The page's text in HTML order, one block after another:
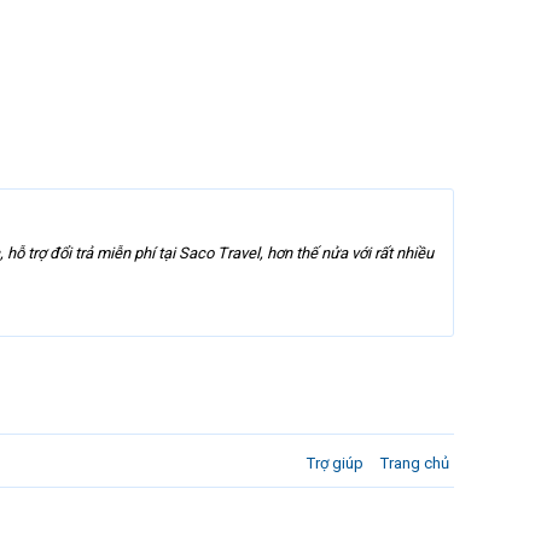
trợ đổi trả miễn phí tại Saco Travel, hơn thế nửa với rất nhiều
Trợ giúp Trang chủ